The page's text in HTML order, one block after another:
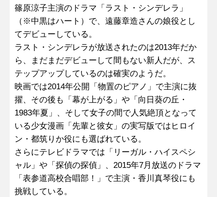
篠原涼子主演のドラマ「ラスト・シンデレラ」
（※中黒はハート）で、遠藤章造さんの娘役とし
てデビューしている。
ラスト・シンデレラが放送されたのは2013年だか
ら、まだまだデビューして間もない新人だが、ス
テップアップしているのは確実のようだ。
映画では2014年公開「物置のピアノ」で主演に抜
擢、その後も「幕が上がる」や「向日葵の丘・
1983年夏」、そして女子の間で人気絶頂となって
いる少女漫画「先輩と彼女」の実写版ではヒロイ
ン・都筑りか役にも選ばれている。
さらにテレビドラマでは「リーガル・ハイスペシ
ャル」や「探偵の探偵」、2015年7月放送のドラマ
「表参道高校合唱部！」で主演・香川真琴役にも
挑戦している。